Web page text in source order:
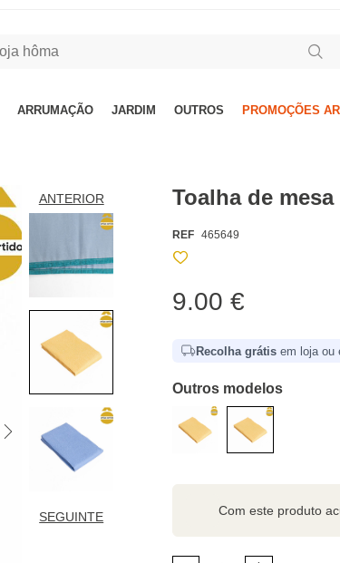
ARRUMAÇÃO JARDIM OUTROS PROMOÇÕES
ANTERIOR
SEGUINTE
Toalha de
REF 465649
9.00 €
Recolha grátis em loja ou
Outros modelos
Com este produto